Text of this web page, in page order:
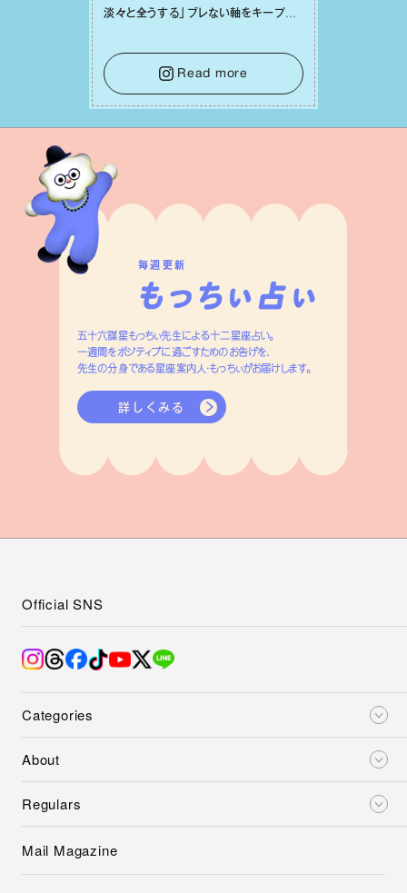
淡々と全うする」ブレない軸をキープし
⾔葉に流されないよう、⼼にしっかりブ
レーキをかけること。この意識の切り替
えが、あなたに確かな安⼼感をもたらす
はずです。
Read more
毎週更新
五十六謀星もっちぃ先生による十二星座占い。
一週間をポジティブに過ごすためのお告げを、
先生の分身である星座案内人・もっちぃがお届けします。
詳しくみる
Categories
About
Regulars
Official SNS
Mail Magazine